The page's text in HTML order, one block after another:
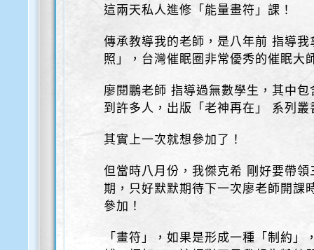
這兩天私人進修「能量畫符」課！
傳承教導我的老師，是八年前 指導
照」，台灣催眠圈非常優秀的催眠大
廖閱鵬老師 指導過無數學生，其中
到許多人，出版「老神再在」 系列
其實上一次就想參加了！
但當時八月份，我傑克希 剛好要帶
期，只好默默期待下一次廖老師開課
參加！
「畫符」，如果是形成一種「制約